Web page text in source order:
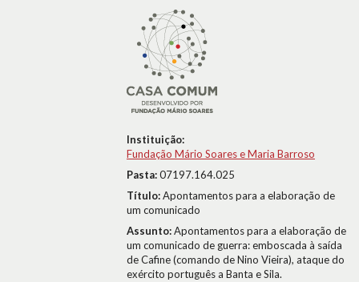
Instituição:
Fundação Mário Soares e Maria Barroso
Pasta:07197.164.025
Título:Apontamentos para a elaboração de
um comunicado
Assunto:Apontamentos para a elaboração de
um comunicado de guerra: emboscada à saída
de Cafine (comando de Nino Vieira), ataque do
exército português a Banta e Sila.